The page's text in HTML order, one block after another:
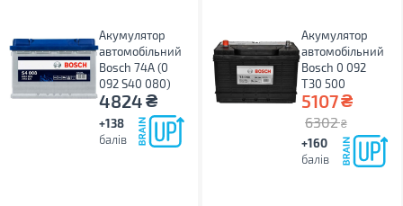
Акумулятор
автомобільний
Bosch 74А (0
092 S40 080)
4824₴
+138
балів
Акумулятор
автомобільний
Bosch 0 092
T30 500
5107₴
6302 ₴
+160
балів